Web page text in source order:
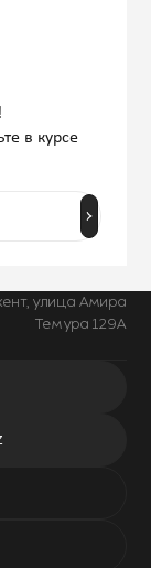
улица Амира
Темура 129А
в курсе